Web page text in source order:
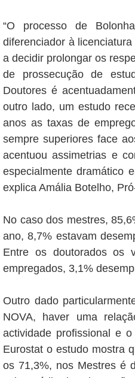
“O processo de
diferenciador à
a decidir prolongar os
de prossecução de
Doutores é
outro lado, um estudo
anos as taxas de
sempre superiores face
acentuou assimetrias e
especialmente dramático
explica Amália Botelho,
No caso dos mestres,
ano, 8,7% estavam
Entre os doutorados os
empregados, 3,1%
Outro dado
NOVA, haver uma
actividade profissional e
Eurostat o estudo mostra
os 71,3%, nos Mestres é